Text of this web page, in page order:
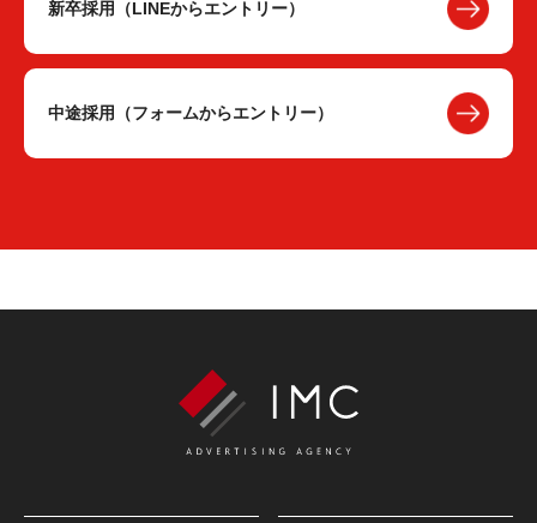
新卒採用（LINEからエントリー）
中途採用（フォームからエントリー）